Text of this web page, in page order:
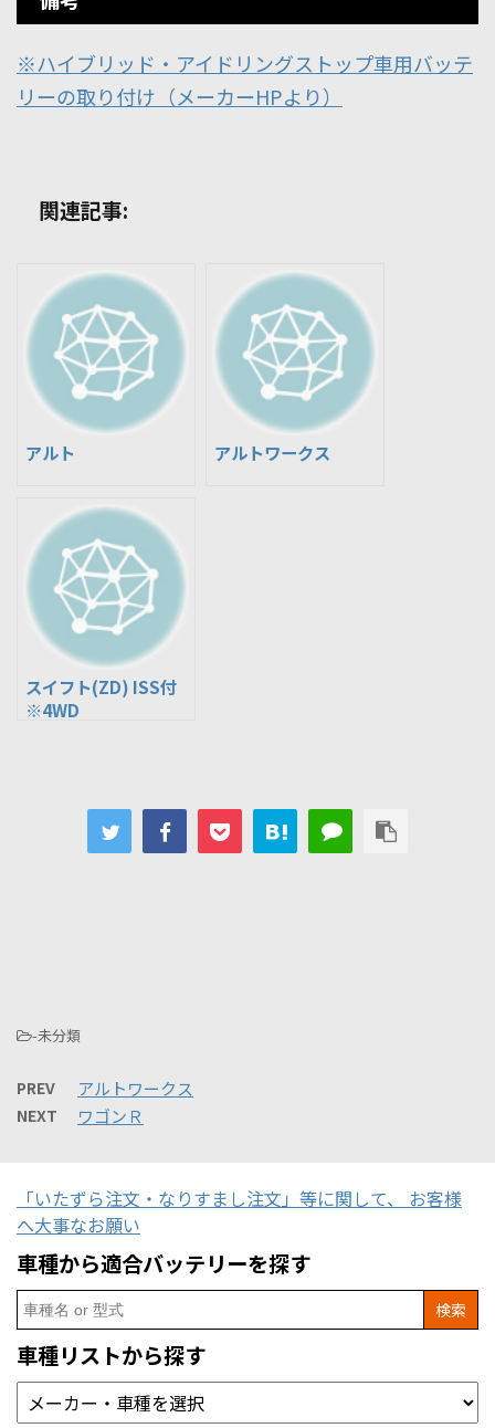
※ハイブリッド・アイドリングストップ車用バッテ
リーの取り付け（メーカーHPより）
関連記事:
アルト アルトワークス
スイフト(ZD) ISS付
※4WD
-未分類
PREV アルトワークス
NEXT ワゴンＲ
「いたずら注文・なりすまし注文」等に関して、 お客様
へ大事なお願い
車種から適合バッテリーを探す
Search
for:
車種リストから探す